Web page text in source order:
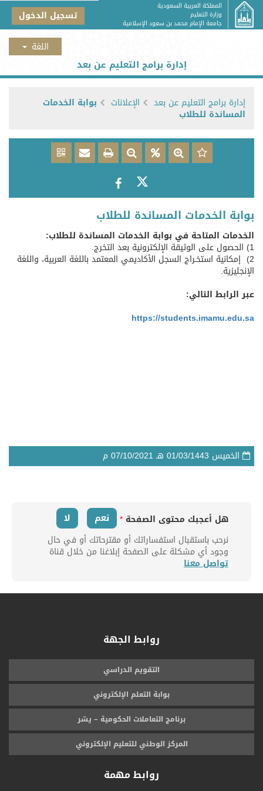
المملكة العربية السعودية
وزارة التعليم
جامعة الإمام محمد بن سعود الإسلامية تسجيل الدخول
إدارة برامج التعليم عن بعد
إدارة برامج التعليم عن بعد الإعلانات بوابة الخدمات
المساندة للطلاب
بوابة الخدمات المساندة للطلاب
​​​​​​الخدمات المتاحة في بوابة الخدمات المساندة للطلاب:
1) الحصول على الوثيقة الإلكترونية بعد التخرج.
2) إمكانية استخـراج السجل الأكاديمي المعتمد باللغة العربية، واللغة
الإنجليزية.
عبر الرابط التالي:​
https://students.imamu.edu.sa
الخميس 01/03/1443 هـ 07/10/2021م
هل أعجبك محتوى الصفحة * نعم لا
نرحب باستقبال استفساراتك أو مقترحاتك أو في حال
وجود أي مشكلة على الصفحة إبلاغنا من خلال قناة
تواصل معنا
روابط الجهة
التقويم الدراسي
بوابة التعلم الإلكتروني
برنامج التعاملات الحكومية – يسّر
المركز الوطني للتعليم الإلكتروني
روابط مهمة